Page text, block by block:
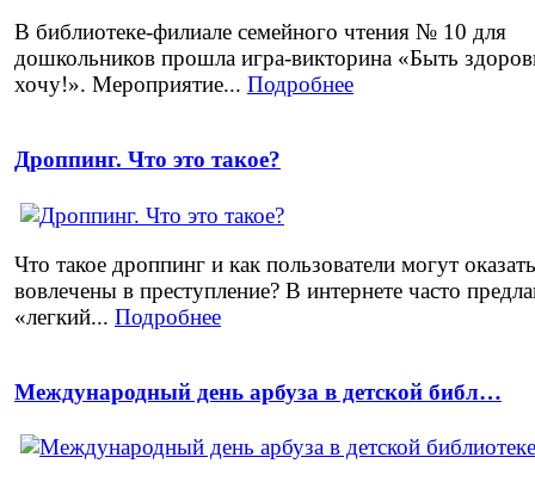
В библиотеке-филиале семейного чтения № 10 для
дошкольников прошла игра-викторина «Быть
хочу!». Мероприятие... Подробнее
Дроппинг. Что это такое?
Что такое дроппинг и как пользователи могут
вовлечены в преступление? В интернете часто
«легкий... Подробнее
Международный день арбуза в детской библ…